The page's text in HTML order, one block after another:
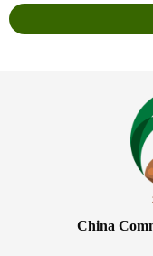
China